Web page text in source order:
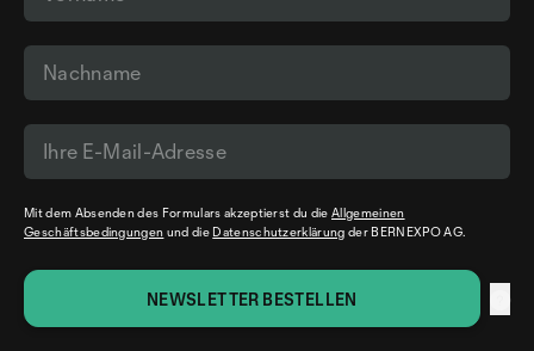
Mit dem Absenden des Formulars akzeptierst du dieAllgemeinen
Geschäftsbedingungen und die Datenschutzerklärung der BERNEXPO AG.